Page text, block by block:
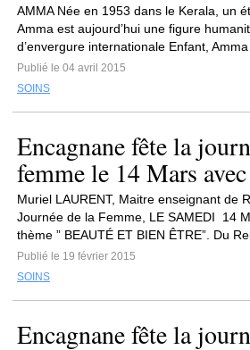
AMMA Née en 1953 dans le Kerala, un
Amma est aujourd’hui une figure
d’envergure internationale Enfant, Amma
Publié le 04 avril 2015
SOINS
Encagnane fête la
femme le 14 Mars
Muriel LAURENT, Maitre enseignant de
Journée de la Femme, LE SAMEDI 14
thème ” BEAUTÉ ET BIEN ÊTRE”. Du
Publié le 19 février 2015
SOINS
Encagnane fête la